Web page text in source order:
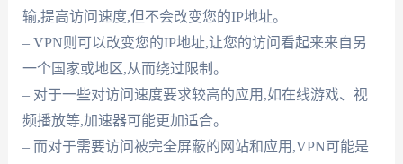
输,提高访问速度,但不会改变您的IP地址。
– VPN则可以改变您的IP地址,让您的访问看起来来自另
一个国家或地区,从而绕过限制。
– 对于一些对访问速度要求较高的应用,如在线游戏、视
频播放等,加速器可能更加适合。
– 而对于需要访问被完全屏蔽的网站和应用,VPN可能是